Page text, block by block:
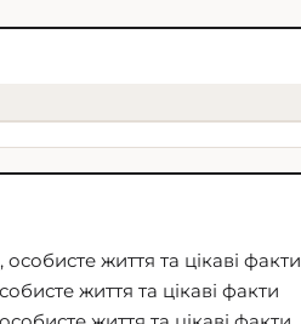
життя та цікаві факти
життя та цікаві факти